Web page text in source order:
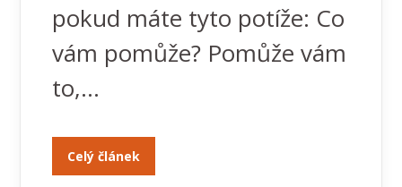
pokud máte tyto potíže: Co
vám pomůže? Pomůže vám
to,...
Celý článek